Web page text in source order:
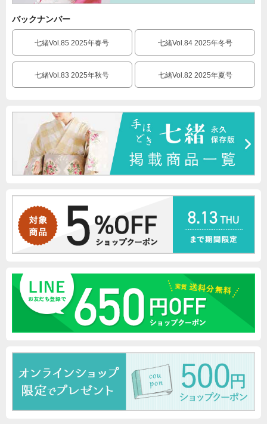
バックナンバー
七緒Vol.85 2025年春号 七緒Vol.84 2025年冬号
七緒Vol.83 2025年秋号 七緒Vol.82 2025年夏号